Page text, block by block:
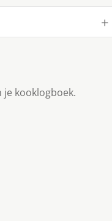
kooklogboek.